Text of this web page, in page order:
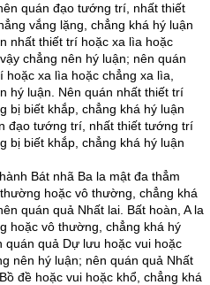
quán đạo tướng trí, nhất thiết
vắng lặng, chẳng khá hý luận
nhất thiết trí hoặc xa lìa hoặc
chẳng nên hý luận; nên quán
xa lìa hoặc chẳng xa lìa,
hý luận. Nên quán nhất thiết trí
bị biết khắp, chẳng khá hý luận
đạo tướng trí, nhất thiết tướng trí
bị biết khắp, chẳng khá hý luận
Bát nhã Ba la mật đa thẳm
hoặc vô thường, chẳng khá
quán quả Nhất lai. Bất hoàn, A la
hoặc vô thường, chẳng khá hý
quán quả Dự lưu hoặc vui hoặc
nên hý luận; nên quán quả Nhất
đề hoặc vui hoặc khổ, chẳng khá